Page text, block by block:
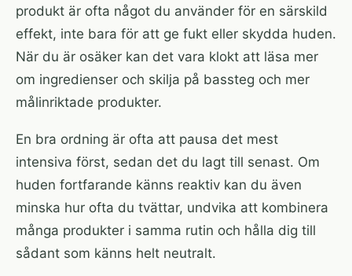
produkt är ofta något du använder för en särskild
effekt, inte bara för att ge fukt eller skydda huden.
När du är osäker kan det vara klokt att läsa mer
om ingredienser och skilja på bassteg och mer
målinriktade produkter.
En bra ordning är ofta att pausa det mest
intensiva först, sedan det du lagt till senast. Om
huden fortfarande känns reaktiv kan du även
minska hur ofta du tvättar, undvika att kombinera
många produkter i samma rutin och hålla dig till
sådant som känns helt neutralt.